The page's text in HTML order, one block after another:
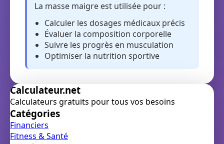
La masse maigre est utilisée pour :
Calculer les dosages médicaux précis
Évaluer la composition corporelle
Suivre les progrès en musculation
Optimiser la nutrition sportive
Calculateur.net
Calculateurs gratuits pour tous vos besoins
Catégories
Financiers
Fitness & Santé